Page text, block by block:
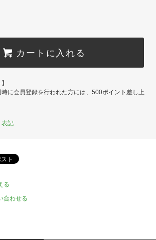
カートに入れる
に会員登録を行われた方には、500ポイント差し上
表記
る
合わせる